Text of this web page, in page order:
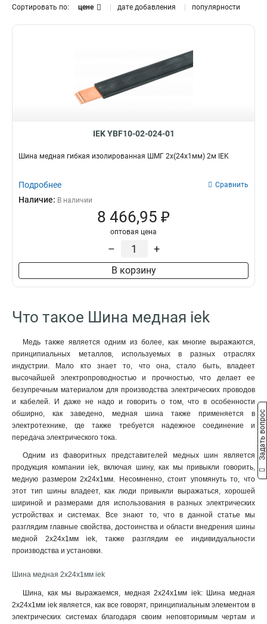
12x100x1мм 0
1
1
10x155x08мм
8x120x1мм
8x100x1мм 1
8x40x1мм 1
6x100x1мм
6x63x1мм 1
6x40x1мм
6x24x1мм
6x20x1мм 1
6x155x08мм 0
6x9x08мм 1
5x100x1мм
5x50x1мм
5x40x1мм 1
5x20x1мм 1
4x100x1мм 1
4x80x1мм 1
4x63x1мм
4x50x1мм 1
4x32x1мм 1
4x24x1мм 1
4x20x1мма 1
4x155x08мм 1
Сортировать по: цене дате добавления популярности
IEK YBF10-02-024-01
Шина медная гибкая изолированная ШМГ 2x(24x1мм) 2м IEK
Подробнее Сравнить
Наличие: В наличии
8 466,95 ₽
оптовая цена
– +
В корзину
Что такое Шина медная iek
Медь также является одним из более, как многие выражаются,
принципиальных металлов, используемых в разных отраслях
индустрии. Мало кто знает то, что она, стало быть, владеет
высочайшей электропроводностью и прочностью, что делает ее
безупречным материалом для производства электрических проводов
и кабелей. И даже не надо и говорить о том, что в особенности
обширно, как заведено, медная шина также применяется в
электротехнике, где также требуется надежное соединение и
передача электрического тока.
Одним из фаворитных представителей медных шин является
продукция компании iek, включая шину, как мы привыкли говорить,
медную размером 2x24x1мм. Несомненно, стоит упомянуть то, что
этот тип шины владеет, как люди привыкли выражаться, хорошей
шириной и размерами для использования в разных электрических
устройствах и системах. Все знают то, что в данной статье мы
разглядим главные свойства, достоинства и области внедрения шины
медной 2x24x1мм iek, также разглядим ее индивидуальности
производства и установки.
Шина медная 2x24x1мм iek
Шина, как мы выражаемся, медная 2x24x1мм iek: Шина медная
2x24x1мм iek является, как все говорят, принципиальным элементом в
электрических системах благодаря своим неповторимым чертам и
Задать вопрос